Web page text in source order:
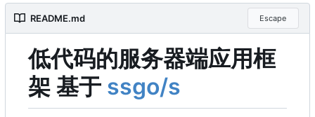
README.md Escape
低代码的服务器端应用框
架 基于 ssgo/s